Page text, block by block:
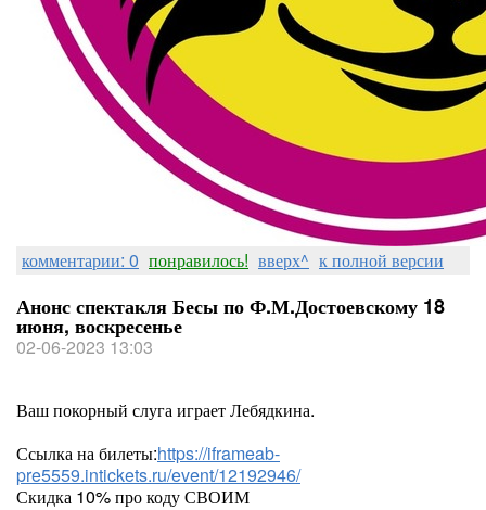
комментарии: 0 понравилось! вверх^ к полной версии
Анонс спектакля Бесы по Ф.М.Достоевскому 18
июня, воскресенье
02-06-2023 13:03
Ваш покорный слуга играет Лебядкина.
Ссылка на билеты:https://iframeab-
pre5559.intickets.ru/event/12192946/
Скидка 10% про коду СВОИМ